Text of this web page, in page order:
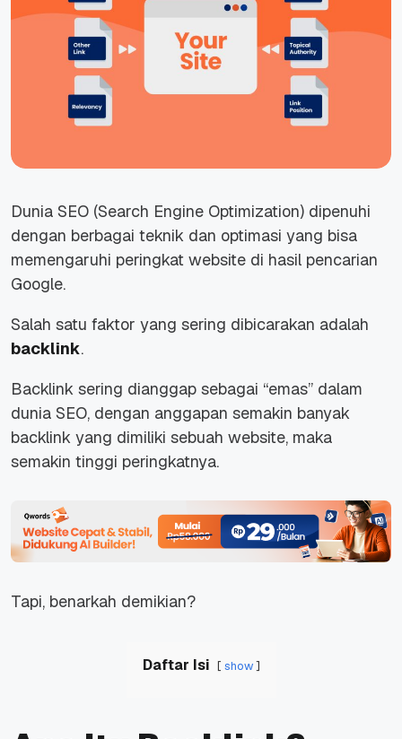
Dunia SEO (Search Engine Optimization) dipenuhi
dengan berbagai teknik dan optimasi yang bisa
memengaruhi peringkat website di hasil pencarian
Google.
Salah satu faktor yang sering dibicarakan adalah
backlink.
Backlink sering dianggap sebagai “emas” dalam
dunia SEO, dengan anggapan semakin banyak
backlink yang dimiliki sebuah website, maka
semakin tinggi peringkatnya.
Tapi, benarkah demikian?
Daftar Isi show